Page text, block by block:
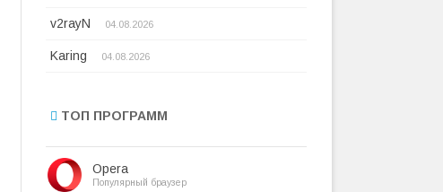
v2rayN 04.08.2026
Karing 04.08.2026
ТОП ПРОГРАММ
Opera
Популярный браузер